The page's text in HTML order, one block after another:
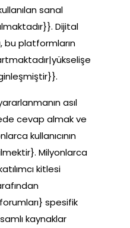
sanal
Dijital
bu platformların
asıl
cevap almak ve
kullanıcının
Milyonlarca
kitlesi
spesifik
kaynaklar